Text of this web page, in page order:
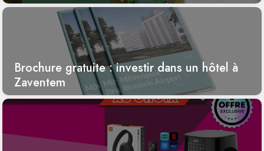
Brochure gratuite : investir dans un hôtel à
Zaventem